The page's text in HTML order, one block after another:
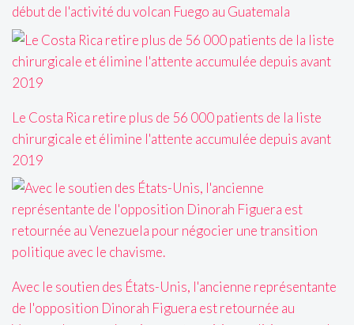
début de l'activité du volcan Fuego au Guatemala
Le Costa Rica retire plus de 56 000 patients de la liste
chirurgicale et élimine l'attente accumulée depuis avant
2019
Avec le soutien des États-Unis, l'ancienne représentante
de l'opposition Dinorah Figuera est retournée au